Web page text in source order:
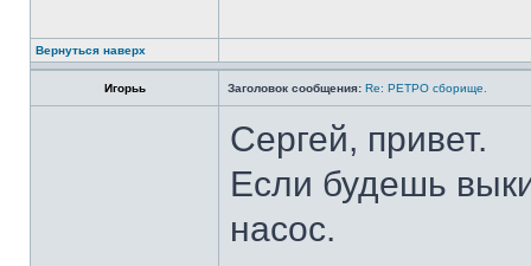
Вернуться наверх
Игорьь Заголовок сообщения: Re: РЕТРО сборище.
Сергей, привет.
Если будешь
насос.